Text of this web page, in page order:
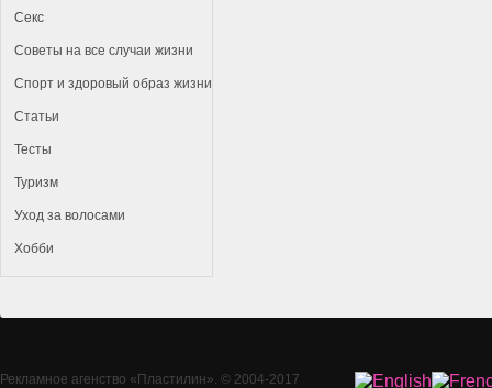
Секс
Советы на все случаи жизни
Спорт и здоровый образ жизни
Статьи
Тесты
Туризм
Уход за волосами
Хобби
Рекламное агенство «Пластилин». © 2004-2017